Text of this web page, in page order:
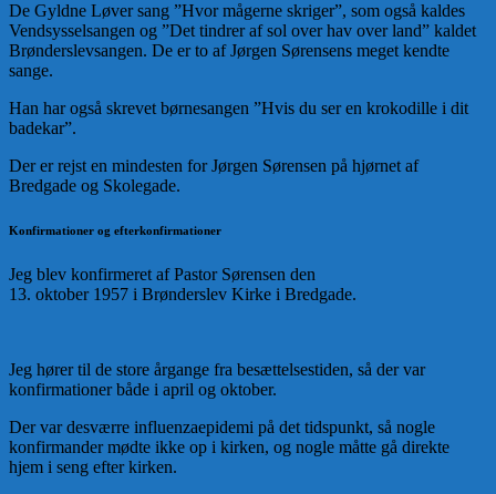
De Gyldne Løver sang ”Hvor mågerne skriger”, som også kaldes
Vendsysselsangen og ”Det tindrer af sol over hav over land” kaldet
Brønderslevsangen. De er to af Jørgen Sørensens meget kendte
sange.
Han har også skrevet børnesangen ”Hvis du ser en krokodille i dit
badekar”.
Der er rejst en mindesten for Jørgen Sørensen på hjørnet af
Bredgade og Skolegade.
Konfirmationer og efterkonfirmationer
Jeg blev konfirmeret af Pastor Sørensen den
13. oktober 1957 i Brønderslev Kirke i Bredgade.
Jeg hører til de store årgange fra besættelsestiden, så der var
konfirmationer både i april og oktober.
Der var desværre influenzaepidemi på det tidspunkt, så nogle
konfirmander mødte ikke op i kirken, og nogle måtte gå direkte
hjem i seng efter kirken.